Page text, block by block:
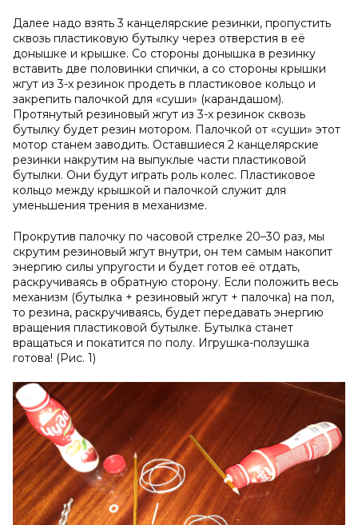
Далее надо взять 3 канцелярские резинки, пропустить
сквозь пластиковую бутылку через отверстия в её
донышке и крышке. Со стороны донышка в резинку
вставить две половинки спички, а со стороны крышки
жгут из 3-х резинок продеть в пластиковое кольцо и
закрепить палочкой для «суши» (карандашом).
Протянутый резиновый жгут из 3-х резинок сквозь
бутылку будет резин мотором. Палочкой от «суши» этот
мотор станем заводить. Оставшиеся 2 канцелярские
резинки накрутим на выпуклые части пластиковой
бутылки. Они будут играть роль колес. Пластиковое
кольцо между крышкой и палочкой служит для
уменьшения трения в механизме.
Прокрутив палочку по часовой стрелке 20–30 раз, мы
скрутим резиновый жгут внутри, он тем самым накопит
энергию силы упругости и будет готов её отдать,
раскручиваясь в обратную сторону. Если положить весь
механизм (бутылка + резиновый жгут + палочка) на пол,
то резина, раскручиваясь, будет передавать энергию
вращения пластиковой бутылке. Бутылка станет
вращаться и покатится по полу. Игрушка-ползушка
готова! (Рис. 1)